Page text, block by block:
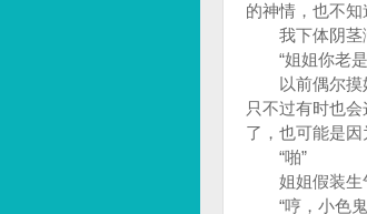
的神情，也不
我下体阴茎
“姐姐你老是
以前偶尔摸姐
只不过有时也
了，也可能是
“啪”
姐姐假装生
“哼，小色鬼